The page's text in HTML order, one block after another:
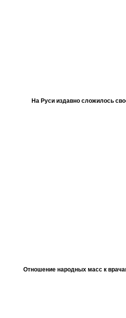
На Руси издавно сложилось
Отношение народных масс к